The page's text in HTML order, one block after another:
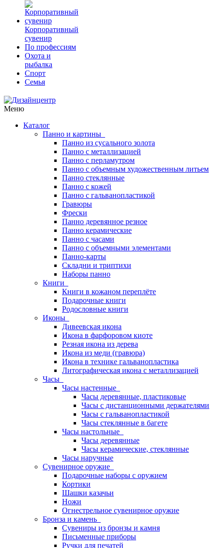
Корпоративный
сувенир
По профессиям
Охота и
рыбалка
Спорт
Семья
Меню
Каталог
Панно и картины
Панно из сусального золота
Панно с металлизацией
Панно с перламутром
Панно с объемным художественным литьем
Панно стеклянные
Панно с кожей
Панно с гальванопластикой
Гравюры
Фрески
Панно деревянное резное
Панно керамические
Панно с часами
Панно с объемными элементами
Панно-карты
Складни и триптихи
Наборы панно
Книги
Книги в кожаном переплёте
Подарочные книги
Родословные книги
Иконы
Дивеевская икона
Икона в фарфоровом киоте
Резная икона из дерева
Икона из меди (гравюра)
Икона в технике гальванопластика
Литографическая икона с металлизацией
Часы
Часы настенные
Часы деревянные, пластиковые
Часы с дистанционными держателями
Часы с гальванопластикой
Часы стеклянные в багете
Часы настольные
Часы деревянные
Часы керамические, стеклянные
Часы наручные
Сувенирное оружие
Подарочные наборы с оружием
Кортики
Шашки казачьи
Ножи
Огнестрельное сувенирное оружие
Бронза и камень
Сувениры из бронзы и камня
Письменные приборы
Ручки для печатей